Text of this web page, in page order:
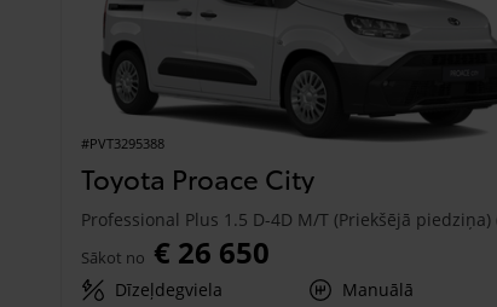
#PVT3295388
Toyota Proace City
Sākot no € 26 650
Dīzeļdegviela
Manuālā